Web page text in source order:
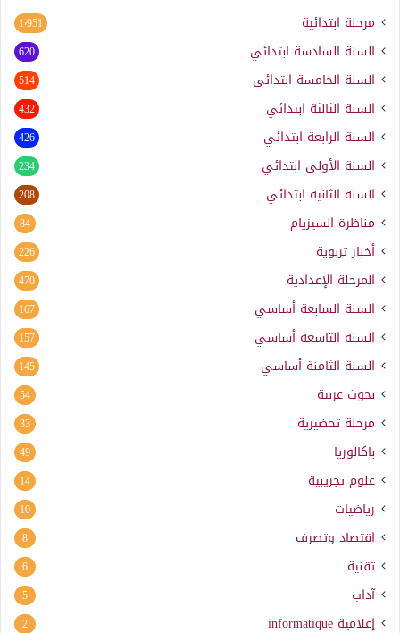
مرحلة ابتدائية 1٬951
السنة السادسة ابتدائي 620
السنة الخامسة ابتدائي 514
السنة الثالثة ابتدائي 432
السنة الرابعة ابتدائي 426
السنة الأولى ابتدائي 234
السنة الثانية ابتدائي 208
مناظرة السيزيام 84
أخبار تربوية 226
المرحلة الإعدادية 470
السنة السابعة أساسي 167
السنة التاسعة أساسي 157
السنة الثامنة أساسي 145
بحوث عربية 54
مرحلة تحضيرية 33
باكالوريا 49
علوم تجريبية 14
رياضيات 10
اقتصاد وتصرف 8
تقنية 6
آداب 5
إعلامية informatique
2